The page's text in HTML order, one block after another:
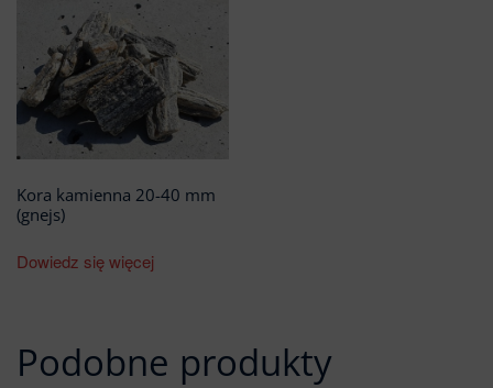
Kora kamienna 20-40 mm
(gnejs)
Dowiedz się więcej
Podobne produkty